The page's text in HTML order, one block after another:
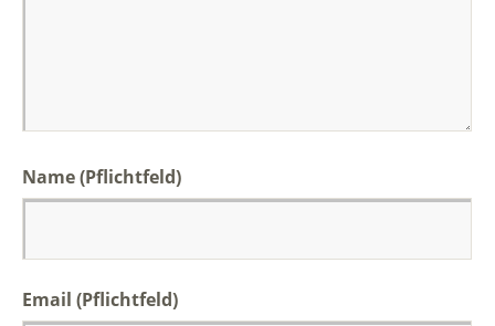
Name (Pflichtfeld)
Email (Pflichtfeld)